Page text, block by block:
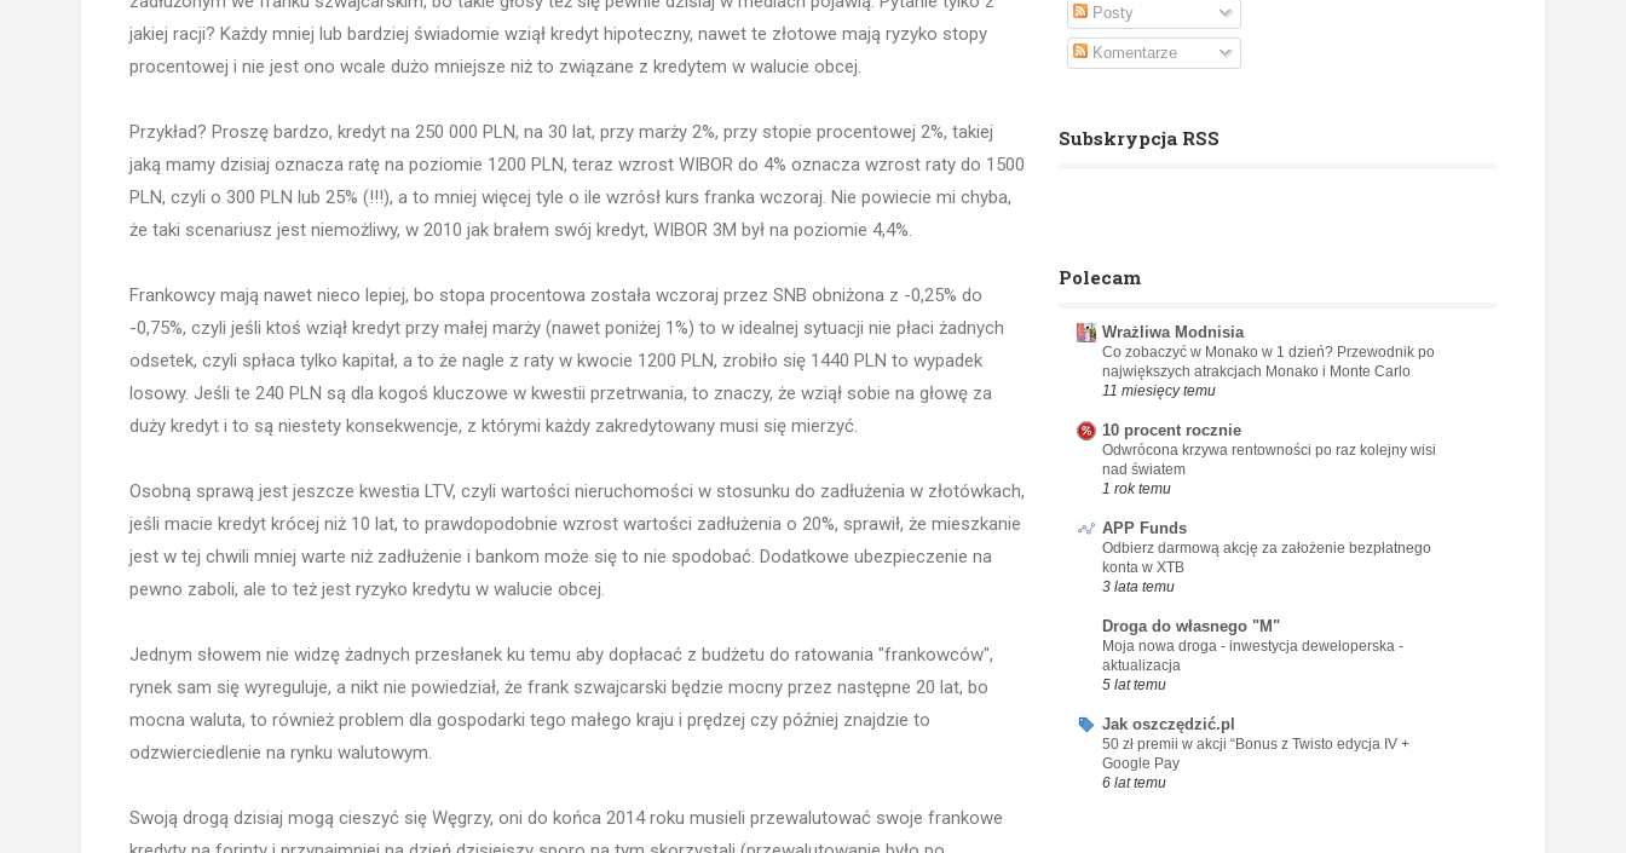
jakiej racji? Każdy mniej lub bardziej świadomie wziął kredyt hipoteczny, nawet te złotowe mają ryzyko stopy
procentowej i nie jest ono wcale dużo mniejsze niż to związane z kredytem w walucie obcej.
Przykład? Proszę bardzo, kredyt na 250 000 PLN, na 30 lat, przy marży 2%, przy stopie procentowej 2%, takiej
jaką mamy dzisiaj oznacza ratę na poziomie 1200 PLN, teraz wzrost WIBOR do 4% oznacza wzrost raty do 1500
PLN, czyli o 300 PLN lub 25% (!!!), a to mniej więcej tyle o ile wzrósł kurs franka wczoraj. Nie powiecie mi chyba,
że taki scenariusz jest niemożliwy, w 2010 jak brałem swój kredyt, WIBOR 3M był na poziomie 4,4%.
Frankowcy mają nawet nieco lepiej, bo stopa procentowa została wczoraj przez SNB obniżona z -0,25% do
-0,75%, czyli jeśli ktoś wziął kredyt przy małej marży (nawet poniżej 1%) to w idealnej sytuacji nie płaci żadnych
odsetek, czyli spłaca tylko kapitał, a to że nagle z raty w kwocie 1200 PLN, zrobiło się 1440 PLN to wypadek
losowy. Jeśli te 240 PLN są dla kogoś kluczowe w kwestii przetrwania, to znaczy, że wziął sobie na głowę za
duży kredyt i to są niestety konsekwencje, z którymi każdy zakredytowany musi się mierzyć.
Osobną sprawą jest jeszcze kwestia LTV, czyli wartości nieruchomości w stosunku do zadłużenia w złotówkach,
jeśli macie kredyt krócej niż 10 lat, to prawdopodobnie wzrost wartości zadłużenia o 20%, sprawił, że mieszkanie
jest w tej chwili mniej warte niż zadłużenie i bankom może się to nie spodobać. Dodatkowe ubezpieczenie na
pewno zaboli, ale to też jest ryzyko kredytu w walucie obcej.
Jednym słowem nie widzę żadnych przesłanek ku temu aby dopłacać z budżetu do ratowania "frankowców",
rynek sam się wyreguluje, a nikt nie powiedział, że frank szwajcarski będzie mocny przez następne 20 lat, bo
mocna waluta, to również problem dla gospodarki tego małego kraju i prędzej czy później znajdzie to
odzwierciedlenie na rynku walutowym.
Swoją drogą dzisiaj mogą cieszyć się Węgrzy, oni do końca 2014 roku musieli przewalutować swoje frankowe
Posty
Komentarze
Subskrypcja RSS
Polecam
Wrażliwa Modnisia
Co zobaczyć w Monako w 1 dzień? Przewodnik po
największych atrakcjach Monako i Monte Carlo
11 miesięcy temu
10 procent rocznie
Odwrócona krzywa rentowności po raz kolejny wisi
nad światem
1 rok temu
APP Funds
Odbierz darmową akcję za założenie bezpłatnego
konta w XTB
3 lata temu
Droga do własnego "M"
Moja nowa droga - inwestycja deweloperska -
aktualizacja
5 lat temu
Jak oszczędzić.pl
50 zł premii w akcji “Bonus z Twisto edycja IV +
Google Pay
6 lat temu